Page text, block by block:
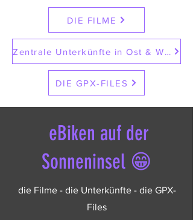
DIE FILME
Zentrale Unterkünfte in Ost & West
DIE GPX-FILES
eBiken auf der
Sonneninsel 😁
die Filme - die Unterkünfte - die GPX-
Files